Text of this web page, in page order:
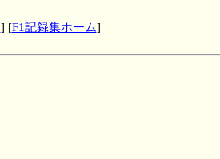
] [F1記録集ホーム]